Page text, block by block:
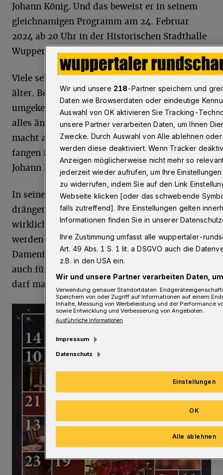
Johann König. Und das beweist er in seinem
gleichnamigen Programm am 24. Februar
2024 ab 20 Uhr in der Historischen Stadthalle
Wuppertal.
Viele sehen mit 50 jünger aus, fühlen sich aber
älter. Bei Johann König ist es genau
umgekehrt. Viele denken mit 50, sie müssten
alles ändern. Oder alles gendern. Johann
macht alles neu und bleibt sich treu. Viele
fangen in diesem Alter an mit Eierlikör.
Johann hat Hühner.
In seinem neuen Programm stellt er die
drängenden Fragen der Zeit: Wird das Haus
wirklich kleiner, wenn die Kinder größer
werden? Wie gendert man ein herrenloses
Damenfahrrad? Gilt das Limit fürs Tempo
auch für Taschentücher? Und darf man „was
darf man eigentlich noch sagen?“ noch sagen?
Wir und unsere 218-Partner speichern und
Daten wie Browserdaten oder eindeutige
Auswahl von OK aktivieren Sie Tracking-
unsere Partner verarbeiten Daten, um Ihnen
Zwecke. Durch Auswahl von Alle ablehnen
werden diese deaktiviert. Wenn Tracker
Anzeigen möglicherweise nicht mehr so
jederzeit wieder aufrufen, um Ihre
zu widerrufen, indem Sie auf den Link
Webseite klicken [oder das schwebende
falls zutreffend]. Ihre Einstellungen gelten
Informationen finden Sie in unserer
Ihre Zustimmung umfasst alle wuppertaler-
Art. 49 Abs. 1 S. 1 lit. a DSGVO auch die
z.B. in den USA ein.
Wir und unsere Partner verarbeiten Daten,
Verwendung genauer Standortdaten.
Speichern von oder Zugriff auf Informationen auf einem
Inhalte, Messung von Werbeleistung und der Performance
sowie Entwicklung und Verbesserung von Angeboten.
Ausführliche Informationen
Impressum
Datenschutz
Einstellungen
Alle ablehnen
OK